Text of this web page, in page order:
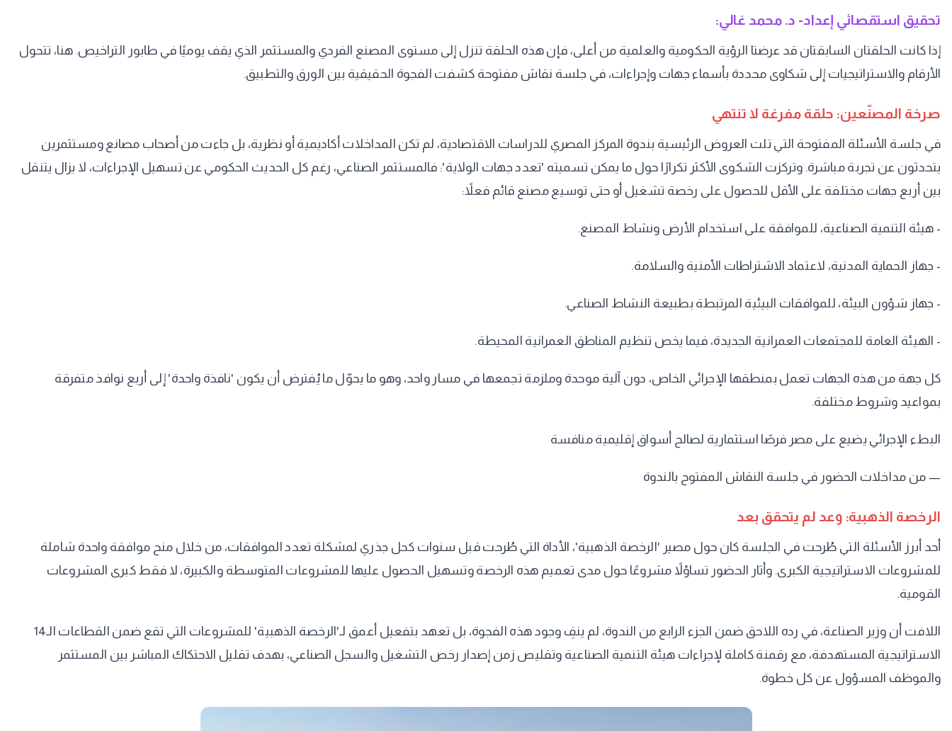
تحقيق استقصائي إعداد- د. محمد غالي:
إذا كانت الحلقتان السابقتان قد عرضتا الرؤية الحكومية والعلمية من أعلى، فإن هذه الحلقة تنزل إلى مستوى المصنع الفردي والمستثمر الذي يقف يوميًا في طابور التراخيص. هنا، تتحول
الأرقام والاستراتيجيات إلى شكاوى محددة بأسماء جهات وإجراءات، في جلسة نقاش مفتوحة كشفت الفجوة الحقيقية بين الورق والتطبيق.
صرخة المصنّعين: حلقة مفرغة لا تنتهي
في جلسة الأسئلة المفتوحة التي تلت العروض الرئيسية بندوة المركز المصري للدراسات الاقتصادية، لم تكن المداخلات أكاديمية أو نظرية، بل جاءت من أصحاب مصانع ومستثمرين
يتحدثون عن تجربة مباشرة. وتركزت الشكوى الأكثر تكرارًا حول ما يمكن تسميته 'تعدد جهات الولاية': فالمستثمر الصناعي، رغم كل الحديث الحكومي عن تسهيل الإجراءات، لا يزال يتنقل
بين أربع جهات مختلفة على الأقل للحصول على رخصة تشغيل أو حتى توسيع مصنع قائم فعلاً:
- هيئة التنمية الصناعية، للموافقة على استخدام الأرض ونشاط المصنع.
- جهاز الحماية المدنية، لاعتماد الاشتراطات الأمنية والسلامة.
- جهاز شؤون البيئة، للموافقات البيئية المرتبطة بطبيعة النشاط الصناعي.
- الهيئة العامة للمجتمعات العمرانية الجديدة، فيما يخص تنظيم المناطق العمرانية المحيطة.
كل جهة من هذه الجهات تعمل بمنطقها الإجرائي الخاص، دون آلية موحدة وملزمة تجمعها في مسار واحد، وهو ما يحوّل ما يُفترض أن يكون 'نافذة واحدة' إلى أربع نوافذ متفرقة
بمواعيد وشروط مختلفة.
البطء الإجرائي يضيع على مصر فرصًا استثمارية لصالح أسواق إقليمية منافسة
— من مداخلات الحضور في جلسة النقاش المفتوح بالندوة
الرخصة الذهبية: وعد لم يتحقق بعد
أحد أبرز الأسئلة التي طُرحت في الجلسة كان حول مصير 'الرخصة الذهبية'، الأداة التي طُرحت قبل سنوات كحل جذري لمشكلة تعدد الموافقات، من خلال منح موافقة واحدة شاملة
للمشروعات الاستراتيجية الكبرى. وأثار الحضور تساؤلاً مشروعًا حول مدى تعميم هذه الرخصة وتسهيل الحصول عليها للمشروعات المتوسطة والكبيرة، لا فقط كبرى المشروعات
القومية.
اللافت أن وزير الصناعة، في رده اللاحق ضمن الجزء الرابع من الندوة، لم ينفِ وجود هذه الفجوة، بل تعهد بتفعيل أعمق لـ'الرخصة الذهبية' للمشروعات التي تقع ضمن القطاعات الـ14
الاستراتيجية المستهدفة، مع رقمنة كاملة لإجراءات هيئة التنمية الصناعية وتقليص زمن إصدار رخص التشغيل والسجل الصناعي، بهدف تقليل الاحتكاك المباشر بين المستثمر
والموظف المسؤول عن كل خطوة.